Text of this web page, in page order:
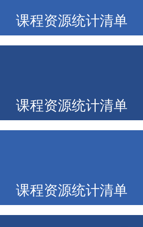
课程资源统计清单
课程资源统计清单
课程资源统计清单